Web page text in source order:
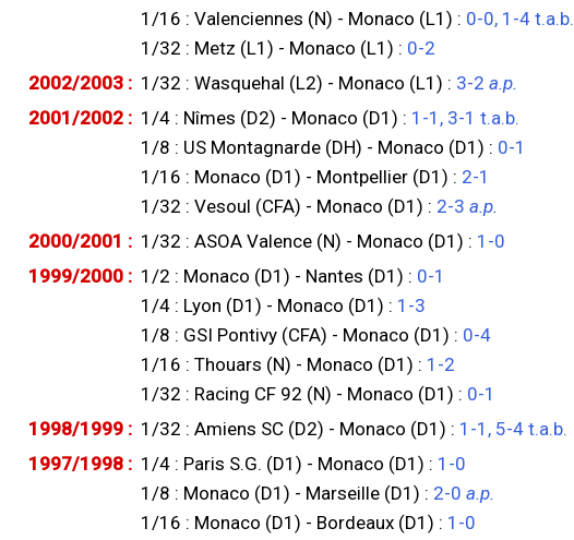
1/16 : Valenciennes (N) - Monaco (L1) : 0-0, 1-4 t.a.b.
1/32 : Metz (L1) - Monaco (L1) : 0-2
2002/2003 : 1/32 : Wasquehal (L2) - Monaco (L1) : 3-2 a.p.
2001/2002 : 1/4 : Nîmes (D2) - Monaco (D1) : 1-1, 3-1 t.a.b.
1/8 : US Montagnarde (DH) - Monaco (D1) : 0-1
1/16 : Monaco (D1) - Montpellier (D1) : 2-1
1/32 : Vesoul (CFA) - Monaco (D1) : 2-3 a.p.
2000/2001 : 1/32 : ASOA Valence (N) - Monaco (D1) : 1-0
1999/2000 : 1/2 : Monaco (D1) - Nantes (D1) : 0-1
1/4 : Lyon (D1) - Monaco (D1) : 1-3
1/8 : GSI Pontivy (CFA) - Monaco (D1) : 0-4
1/16 : Thouars (N) - Monaco (D1) : 1-2
1/32 : Racing CF 92 (N) - Monaco (D1) : 0-1
1998/1999 : 1/32 : Amiens SC (D2) - Monaco (D1) : 1-1, 5-4 t.a.b.
1997/1998 : 1/4 : Paris S.G. (D1) - Monaco (D1) : 1-0
1/8 : Monaco (D1) - Marseille (D1) : 2-0 a.p.
1/16 : Monaco (D1) - Bordeaux (D1) : 1-0